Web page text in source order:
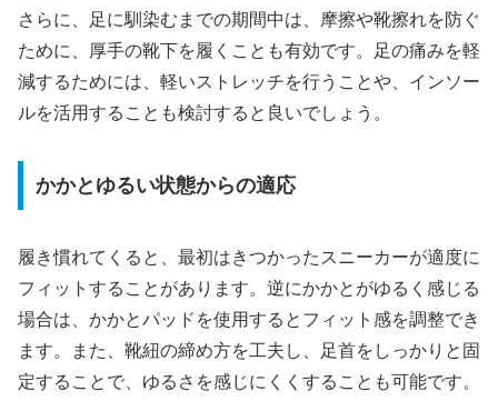
さらに、足に馴染むまでの期間中は、摩擦や靴擦れを防ぐ
ために、厚手の靴下を履くことも有効です。足の痛みを軽
減するためには、軽いストレッチを行うことや、インソー
ルを活用することも検討すると良いでしょう。
かかとゆるい状態からの適応
履き慣れてくると、最初はきつかったスニーカーが適度に
フィットすることがあります。逆にかかとがゆるく感じる
場合は、かかとパッドを使用するとフィット感を調整でき
ます。また、靴紐の締め方を工夫し、足首をしっかりと固
定することで、ゆるさを感じにくくすることも可能です。